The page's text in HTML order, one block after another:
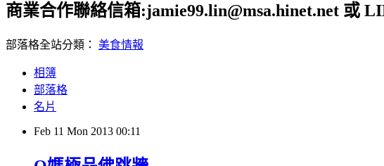
商業合作聯絡信箱:jamie99.lin@msa.hinet.net 或
部落格全站分類： 美食情報
相簿
部落格
名片
Feb 11 Mon 2013 00:11